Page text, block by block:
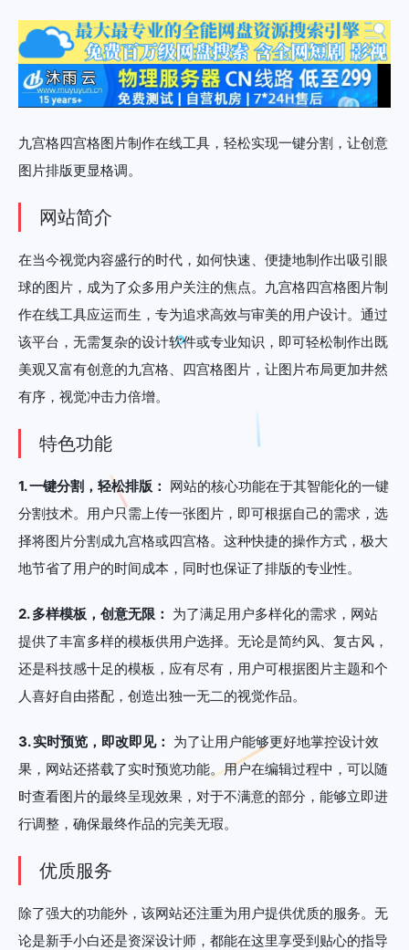
九宫格四宫格图片制作在线工具，轻松实现一键分割，让创意
图片排版更显格调。
网站简介
在当今视觉内容盛行的时代，如何快速、便捷地制作出吸引眼
球的图片，成为了众多用户关注的焦点。九宫格四宫格图片制
作在线工具应运而生，专为追求高效与审美的用户设计。通过
该平台，无需复杂的设计软件或专业知识，即可轻松制作出既
美观又富有创意的九宫格、四宫格图片，让图片布局更加井然
有序，视觉冲击力倍增。
特色功能
1. 一键分割，轻松排版： 网站的核心功能在于其智能化的一键
分割技术。用户只需上传一张图片，即可根据自己的需求，选
择将图片分割成九宫格或四宫格。这种快捷的操作方式，极大
地节省了用户的时间成本，同时也保证了排版的专业性。
2. 多样模板，创意无限： 为了满足用户多样化的需求，网站
提供了丰富多样的模板供用户选择。无论是简约风、复古风，
还是科技感十足的模板，应有尽有，用户可根据图片主题和个
人喜好自由搭配，创造出独一无二的视觉作品。
3. 实时预览，即改即见： 为了让用户能够更好地掌控设计效
果，网站还搭载了实时预览功能。用户在编辑过程中，可以随
时查看图片的最终呈现效果，对于不满意的部分，能够立即进
行调整，确保最终作品的完美无瑕。
优质服务
除了强大的功能外，该网站还注重为用户提供优质的服务。无
论是新手小白还是资深设计师，都能在这里享受到贴心的指导